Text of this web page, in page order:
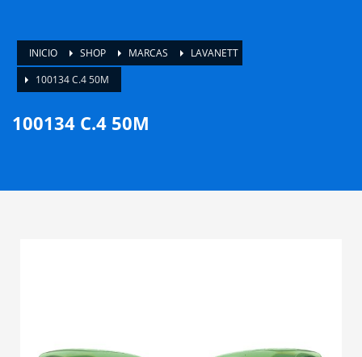
INICIO SHOP MARCAS
LAVANETT
100134 C.4 50M
100134 C.4 50M